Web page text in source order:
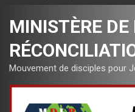
MINISTÈRE DE
Mouvement de disciples pour